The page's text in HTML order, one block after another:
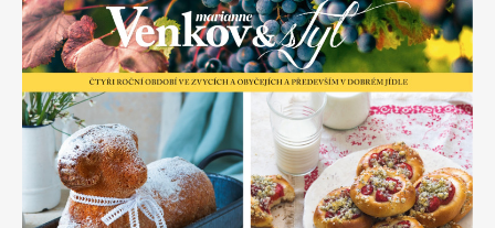
Marianne Elle Decoration
Knihy Merch